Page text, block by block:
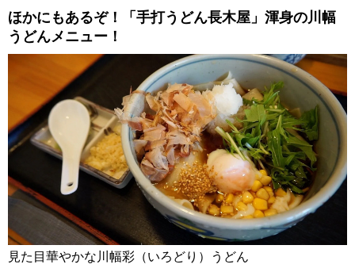
ほかにもあるぞ！「手打うどん長木屋」渾身の川幅
うどんメニュー！
見た目華やかな川幅彩（いろどり）うどん